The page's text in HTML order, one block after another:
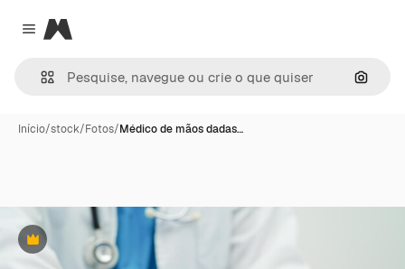
Close menu
Magnific
Início/stock/Fotos/Médico de mãos dadas…
Premium